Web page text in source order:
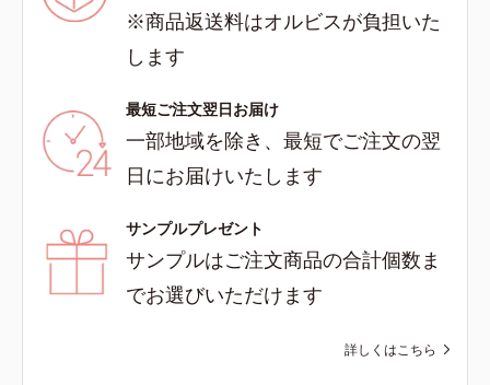
※商品返送料はオルビスが負担いた
します
最短ご注文翌日お届け
一部地域を除き、最短でご注文の翌
日にお届けいたします
サンプルプレゼント
サンプルはご注文商品の合計個数ま
でお選びいただけます
詳しくはこちら